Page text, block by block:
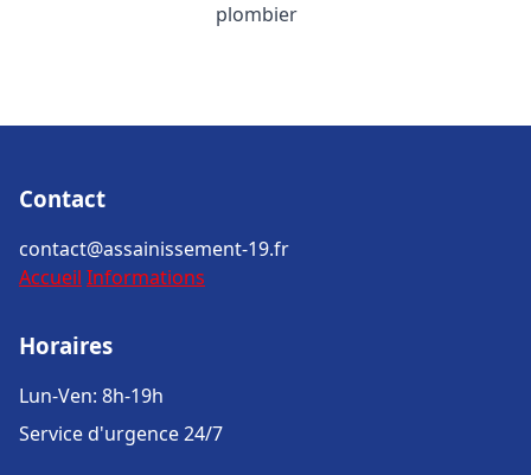
plombier
Contact
contact@assainissement-19.fr
Accueil Informations
Horaires
Lun-Ven: 8h-19h
Service d'urgence 24/7